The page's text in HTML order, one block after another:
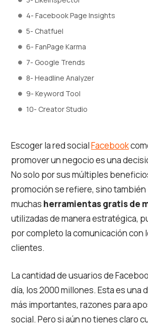
Escoger la red socialFacebook
promover un negocio es una
No solo por sus múltiples
promoción se refiere, sino
muchas herramientas gratis de
utilizadas de manera estratégica,
por completo la comunicación con
clientes.
La cantidad de usuarios de
día, los 2000 millones. Esta es una
más importantes, razones para
social. Pero si aún no tienes claro
4- Facebook Page Insights
5- Chatfuel
6- FanPage Karma
7- Google Trends
8- Headline Analyzer
9- Keyword Tool
10- Creator Studio